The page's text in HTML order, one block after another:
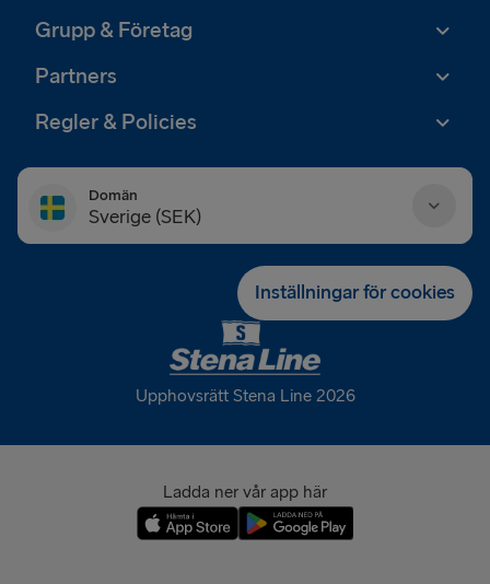
Grupp & Företag
Partners
Regler & Policies
Domän
Sverige (SEK)
France (EUR)
International (EUR)
Inställningar för cookies
Upphovsrätt Stena Line 2026
Ladda ner vår app här